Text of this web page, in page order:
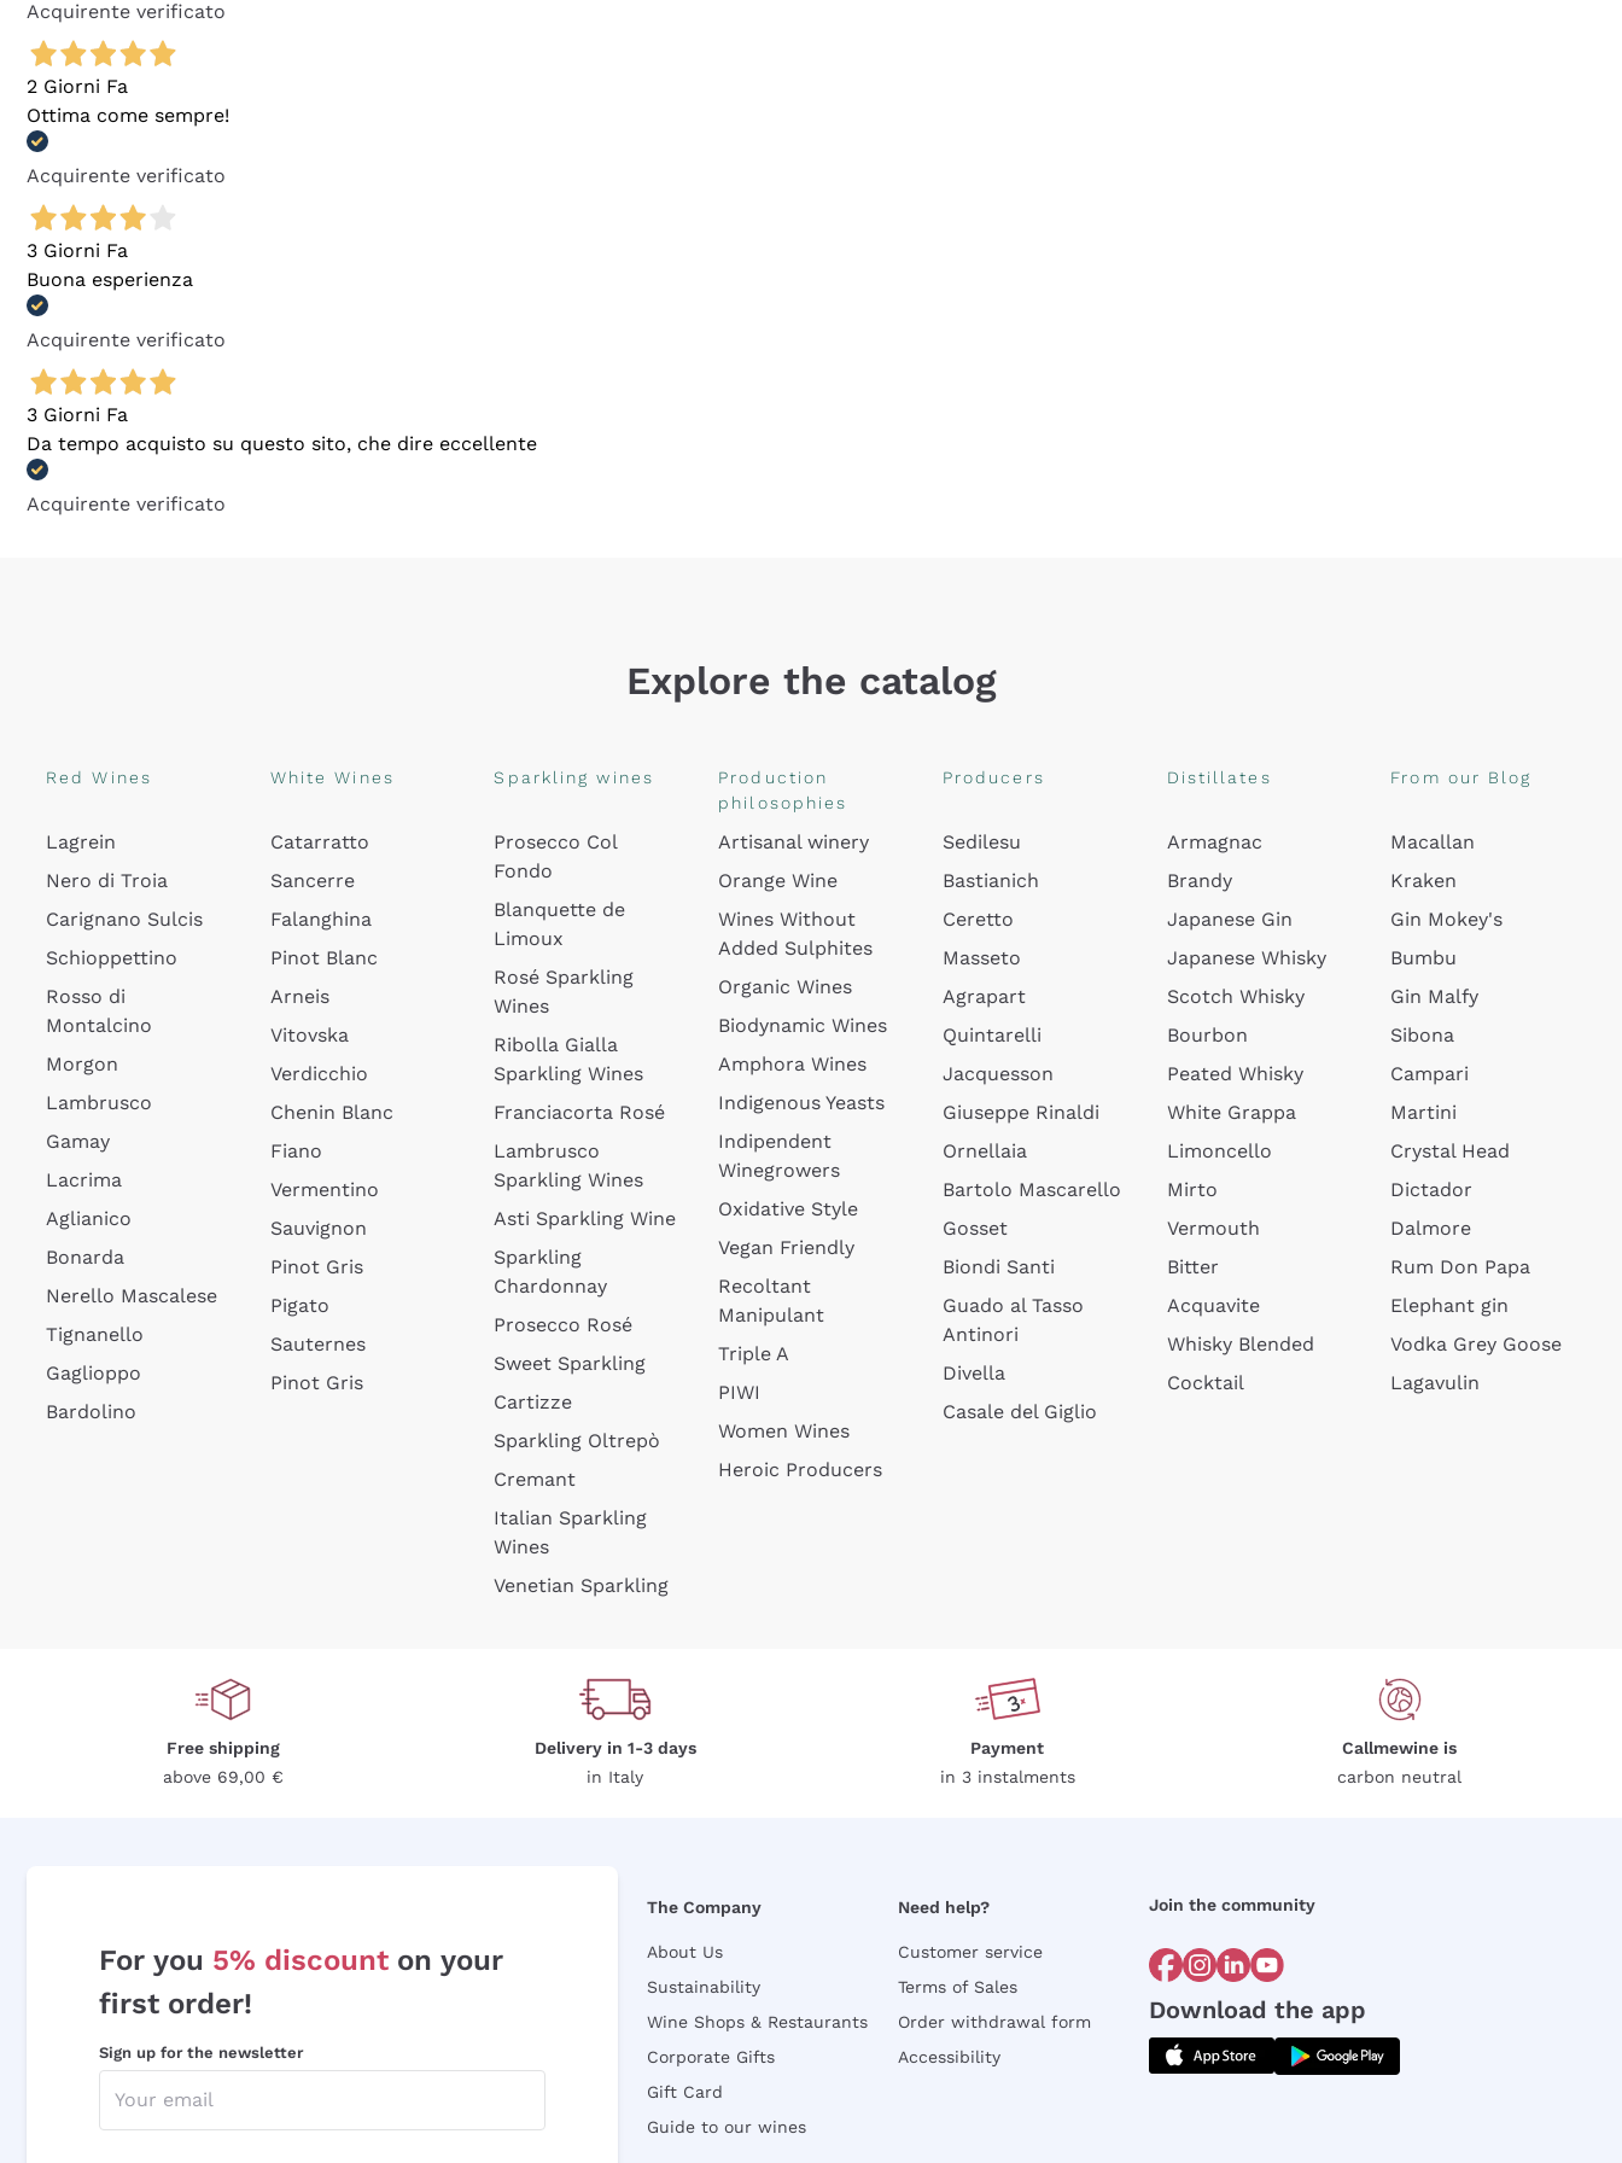
Acquirente verificato
2 Giorni Fa
Ottima come sempre!
Acquirente verificato
3 Giorni Fa
Buona esperienza
Acquirente verificato
3 Giorni Fa
Da tempo acquisto su questo sito, che dire eccellente
Acquirente verificato
Explore the catalog
Red Wines
Lagrein
Nero di Troia
Carignano Sulcis
Schioppettino
Rosso di
Montalcino
Morgon
Lambrusco
Gamay
Lacrima
Aglianico
Bonarda
Nerello Mascalese
Tignanello
Gaglioppo
Bardolino
White Wines
Catarratto
Sancerre
Falanghina
Pinot Blanc
Arneis
Vitovska
Verdicchio
Chenin Blanc
Fiano
Vermentino
Sauvignon
Pinot Gris
Pigato
Sauternes
Pinot Gris
Sparkling wines
Prosecco Col
Fondo
Blanquette de
Limoux
Rosé Sparkling
Wines
Ribolla Gialla
Sparkling Wines
Franciacorta Rosé
Lambrusco
Sparkling Wines
Asti Sparkling Wine
Sparkling
Chardonnay
Prosecco Rosé
Sweet Sparkling
Cartizze
Sparkling Oltrepò
Cremant
Italian Sparkling
Wines
Venetian Sparkling
Production
philosophies
Artisanal winery
Orange Wine
Wines Without
Added Sulphites
Organic Wines
Biodynamic Wines
Amphora Wines
Indigenous Yeasts
Indipendent
Winegrowers
Oxidative Style
Vegan Friendly
Recoltant
Manipulant
Triple A
PIWI
Women Wines
Heroic Producers
Producers
Sedilesu
Bastianich
Ceretto
Masseto
Agrapart
Quintarelli
Jacquesson
Giuseppe Rinaldi
Ornellaia
Bartolo Mascarello
Gosset
Biondi Santi
Guado al Tasso
Antinori
Divella
Casale del Giglio
Distillates
Armagnac
Brandy
Japanese Gin
Japanese Whisky
Scotch Whisky
Bourbon
Peated Whisky
White Grappa
Limoncello
Mirto
Vermouth
Bitter
Acquavite
Whisky Blended
Cocktail
From our Blog
Macallan
Kraken
Gin Mokey's
Bumbu
Gin Malfy
Sibona
Campari
Martini
Crystal Head
Dictador
Dalmore
Rum Don Papa
Elephant gin
Vodka Grey Goose
Lagavulin
Free shipping
above 69,00 €
Delivery in 1-3 days
in Italy
Payment
in 3 instalments
Callmewine is
carbon neutral
For you 5% discount on your
first order!
Sign up for the newsletter
The Company
About Us
Sustainability
Wine Shops & Restaurants
Corporate Gifts
Gift Card
Guide to our wines
Need help?
Customer service
Terms of Sales
Order withdrawal form
Accessibility
Join the community
Download the app